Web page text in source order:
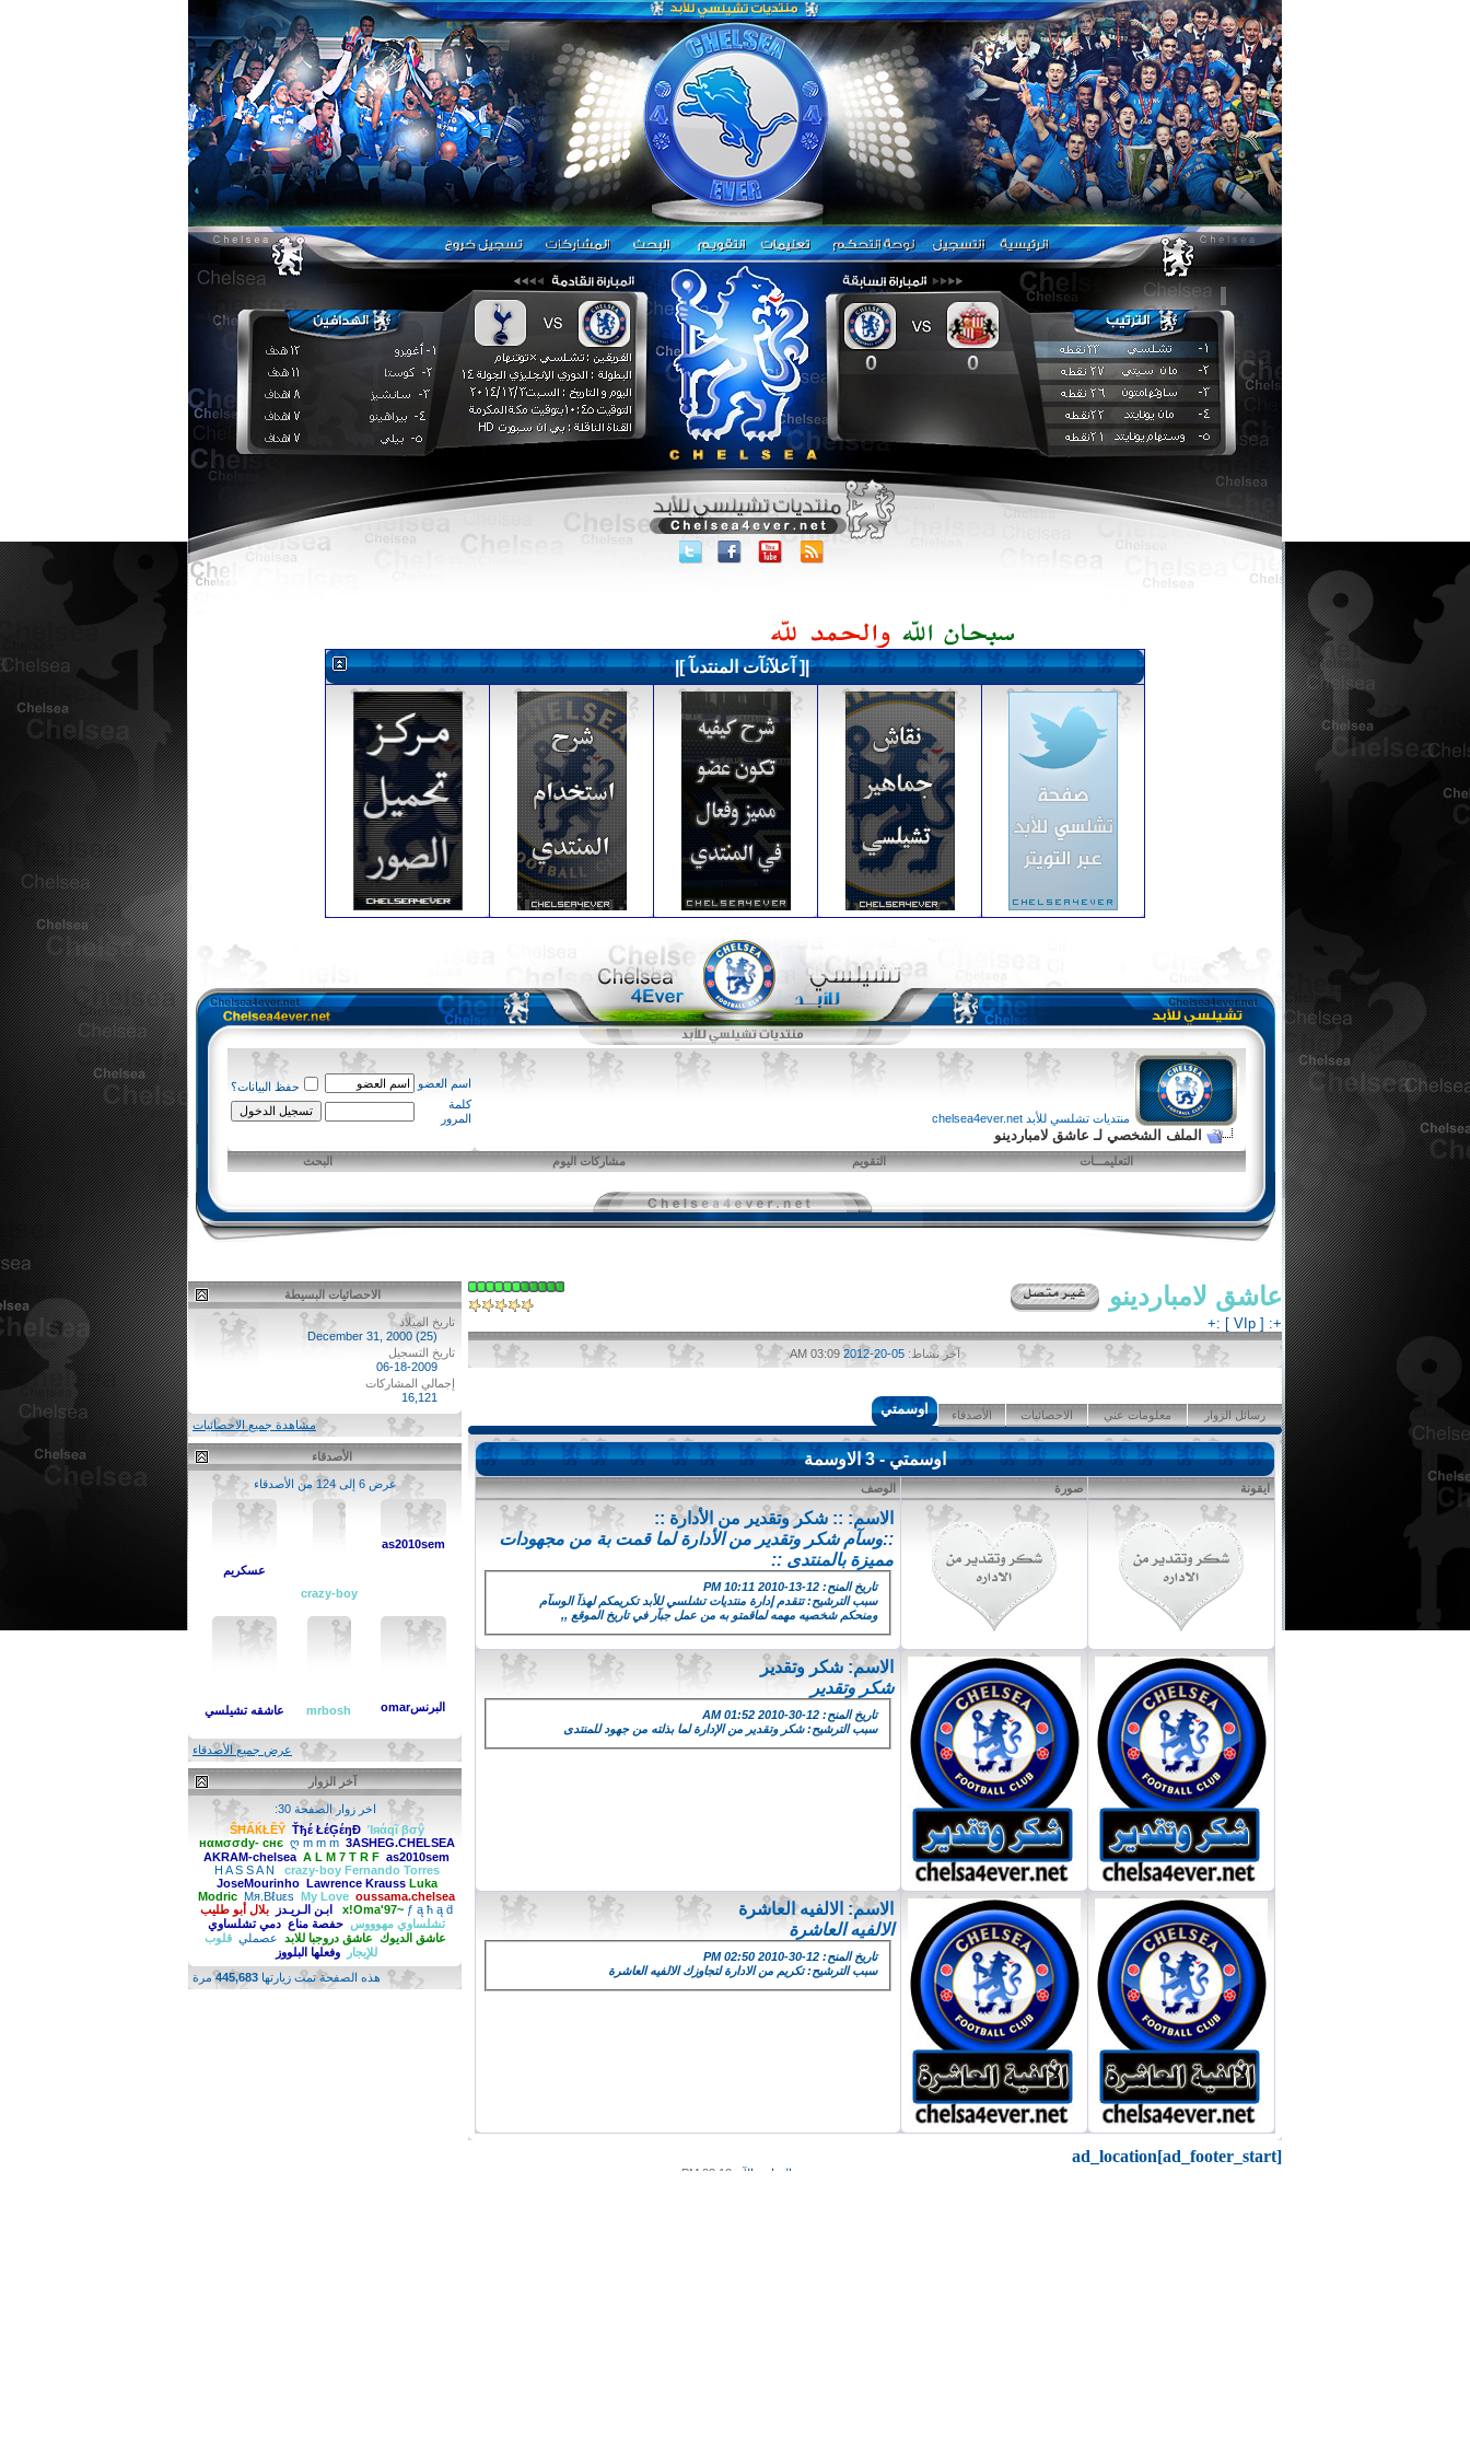
|[ آعلآنآت المنتدىآ ]|
منتديات تشلسي للأبد chelsea4ever.net
الملف الشخصي لـ عاشق لامباردينو
اسم العضو
حفظ البيانات؟
كلمة
المرور
التعليمـــات التقويم مشاركات اليوم البحث
عاشق لامباردينو
+: [ VIp ] :+
آخر نشاط: 03:09 AM
رسائل الزوار معلومات عني الاحصائيات الأصدقاء اوسمتي
اوسمتي - 3 الاوسمة
ايقونة صورة الوصف
الاسم: :: شكر وتقدير من الأدارة ::
::وسآم شكر وتقدير من الأدارة لما قمت بة من مجهودات
مميزة بالمنتدى ::
تاريخ المنح: 12-13-2010 10:11 PM
سبب الترشيح: تتقدم إدارة منتديات تشلسي للأبد تكريمكم لهذآ الوسآم
ومنحكم شخصيه مهمه لماقمتو به من عمل جبآر في تاريخ الموقع ,,
الاسم: شكر وتقدير
شكر وتقدير
تاريخ المنح: 12-30-2010 01:52 AM
سبب الترشيح: شكر وتقدير من الإدارة لما بذلته من جهود للمنتدى
الاسم: الالفيه العاشرة
الالفيه العاشرة
تاريخ المنح: 12-30-2010 02:50 PM
سبب الترشيح: تكريم من الادارة لتجاوزك الالفيه العاشرة
الاحصائيات البسيطة
تاريخ الميلاد
December 31, 2000 (25)
تاريخ التسجيل
06-18-2009
إجمالي المشاركات
16,121
مشاهدة جميع الاحصائيات
الأصدقاء
عرض 6 إلى 124 من الأصدقاء
as2010sem
crazy-boy
عسكريم
البرنسomar mrbosh عاشقه تشيلسي
عرض جميع الأصدقاء
آخر الزوار
اخر زوار الصفحة 30:
ŜĦẤЌŁỀŶ Ťђέ ŁέĢέŋĐ Ίяάqĩ βσŷ
нαмσσdy- cнє ღ m m m 3ASHEG.CHELSEA
AKRAM-chelsea A L M 7 T R F as2010sem
crazy-boy Fernando Torres‏
H A S S A N
JoseMourinho Lawrence Krauss Luka
Modric Mя.Βℓuεs My Love oussama.chelsea
x!Oma'97~ ƒ ą ħ ą ḋ ابـن الـريـدز
بلال أبو طليب
تشلساوي مهوووس حفصة مناع دمي تشلساوي
عاشق الديوك عاشق دروجبا للابد عصملي قلوب
للإيجار
وفعلها البلووز
هذه الصفحة تمت زيارتها 445,683مرة
ad_location[ad_footer_start]
الساعة الآن 03:18 PM